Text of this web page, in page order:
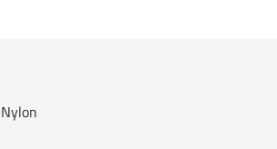
Nylon